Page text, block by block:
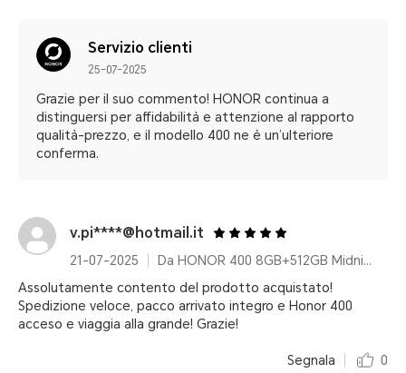
Servizio clienti
25-07-2025
Grazie per il suo commento! HONOR continua a
distinguersi per affidabilità e attenzione al rapporto
qualità-prezzo, e il modello 400 ne è un’ulteriore
conferma.
v.pi****@hotmail.it
21-07-2025
Da HONOR 400 8GB+512GB Midnight Black
Assolutamente contento del prodotto acquistato!
Spedizione veloce, pacco arrivato integro e Honor 400
acceso e viaggia alla grande! Grazie!
Segnala 0